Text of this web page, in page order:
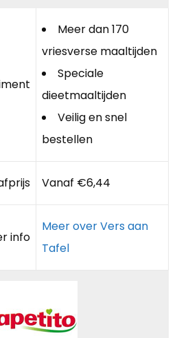
Meer dan 170
vriesverse maaltijden
Speciale
dieetmaaltijden
Veilig en snel
bestellen
Vanaf €6,44
info
Meer over Vers aan
Tafel